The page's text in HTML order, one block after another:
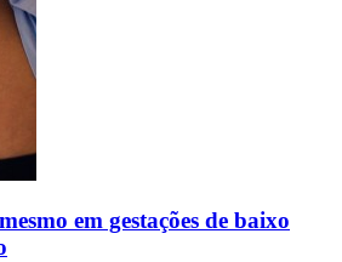
em gestações de baixo